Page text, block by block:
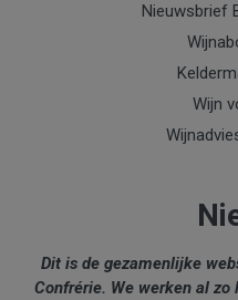
Nieuwsbrief
Wijn
Dit is de gezamenlijke
Confrérie. We werken al